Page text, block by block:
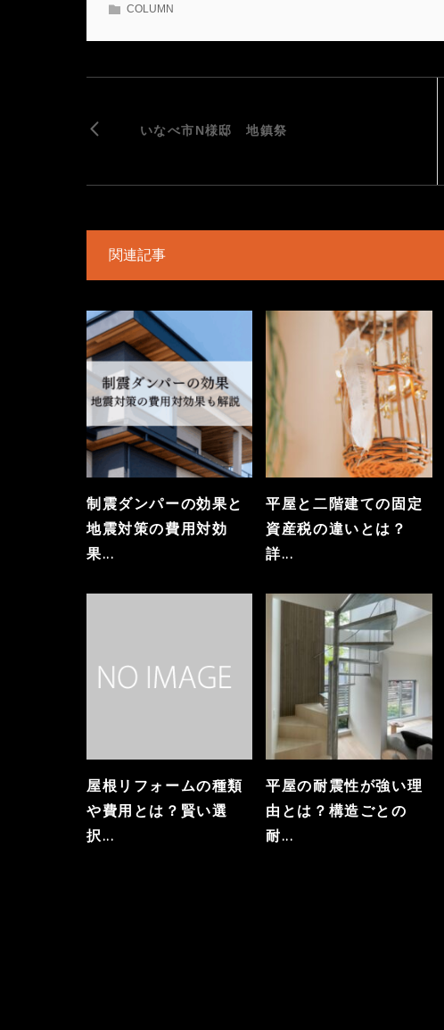
COLUMN
いなべ市N様邸 地鎮祭
関連記事
制震ダンパーの効果と
地震対策の費用対効
果...
平屋と二階建ての固定
資産税の違いとは？
詳...
屋根リフォームの種類
や費用とは？賢い選
択...
平屋の耐震性が強い理
由とは？構造ごとの
耐...